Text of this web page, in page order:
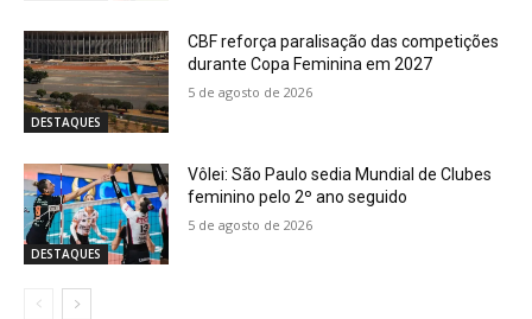
DESTAQUES
CBF reforça paralisação das competições
durante Copa Feminina em 2027
5 de agosto de 2026
DESTAQUES
Vôlei: São Paulo sedia Mundial de Clubes
feminino pelo 2º ano seguido
5 de agosto de 2026